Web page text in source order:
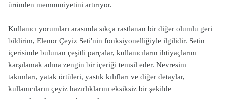
üründen memnuniyetini artırıyor.
Kullanıcı yorumları arasında sıkça rastlanan bir diğer olumlu geri
bildirim, Elenor Çeyiz Seti'nin fonksiyonelliğiyle ilgilidir. Setin
içerisinde bulunan çeşitli parçalar, kullanıcıların ihtiyaçlarını
karşılamak adına zengin bir içeriği temsil eder. Nevresim
takımları, yatak örtüleri, yastık kılıfları ve diğer detaylar,
kullanıcıların çeyiz hazırlıklarını eksiksiz bir şekilde